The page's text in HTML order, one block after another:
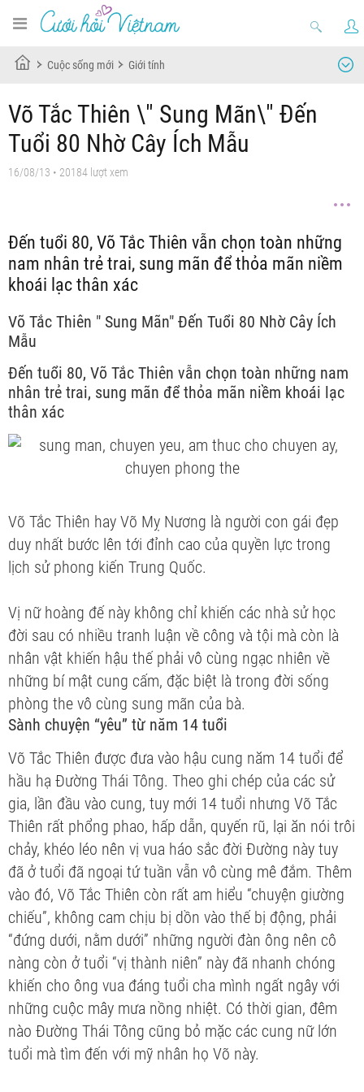
Cuộc sống mới Giới tính
Võ Tắc Thiên \" Sung Mãn\" Đến
Tuổi 80 Nhờ Cây Ích Mẫu
16/08/13 • 20184 lượt xem
Đến tuổi 80, Võ Tắc Thiên vẫn chọn toàn những
nam nhân trẻ trai, sung mãn để thỏa mãn niềm
khoái lạc thân xác
Võ Tắc Thiên " Sung Mãn" Đến Tuổi 80 Nhờ Cây Ích
Mẫu
Đến tuổi 80, Võ Tắc Thiên vẫn chọn toàn những nam
nhân trẻ trai, sung mãn để thỏa mãn niềm khoái lạc
thân xác
Võ Tắc Thiên hay Võ Mỵ Nương là người con gái đẹp
duy nhất bước lên tới đỉnh cao của quyền lực trong
lịch sử phong kiến Trung Quốc.
Vị nữ hoàng đế này không chỉ khiến các nhà sử học
đời sau có nhiều tranh luận về công và tội mà còn là
nhân vật khiến hậu thế phải vô cùng ngạc nhiên về
những bí mật cung cấm, đặc biệt là trong đời sống
phòng the vô cùng sung mãn của bà.
Sành chuyện “yêu” từ năm 14 tuổi
Võ Tắc Thiên được đưa vào hậu cung năm 14 tuổi để
hầu hạ Đường Thái Tông. Theo ghi chép của các sử
gia, lần đầu vào cung, tuy mới 14 tuổi nhưng Võ Tắc
Thiên rất phổng phao, hấp dẫn, quyến rũ, lại ăn nói trôi
chảy, khéo léo nên vị vua háo sắc đời Đường này tuy
đã ở tuổi đã ngoại tứ tuần vẫn vô cùng mê đắm. Thêm
vào đó, Võ Tắc Thiên còn rất am hiểu “chuyện giường
chiếu”, không cam chịu bị dồn vào thế bị động, phải
“đứng dưới, nằm dưới” những người đàn ông nên cô
nàng còn ở tuổi “vị thành niên” này đã nhanh chóng
khiến cho ông vua đáng tuổi cha mình ngất ngây với
những cuộc mây mưa nồng nhiệt. Có thời gian, đêm
nào Đường Thái Tông cũng bỏ mặc các cung nữ lớn
tuổi mà tìm đến với mỹ nhân họ Võ này.